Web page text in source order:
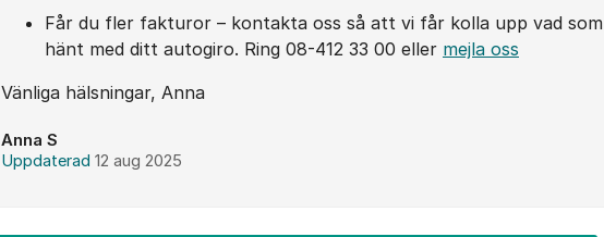
Får du fler fakturor – kontakta oss så att vi får kolla upp vad som
hänt med ditt autogiro. Ring 08-412 33 00 eller mejla oss
Vänliga hälsningar, Anna
Anna S
Uppdaterad 12 aug 2025